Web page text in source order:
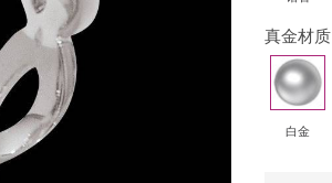
真金材质
白
金
白金